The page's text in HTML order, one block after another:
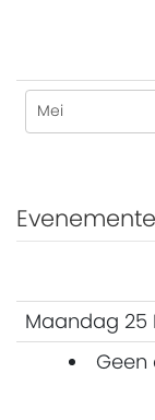
Maandag 25